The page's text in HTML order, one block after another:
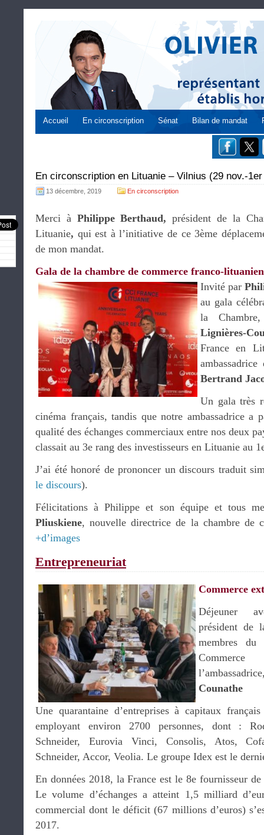
Accueil En circonscription Sénat Bilan de mandat
En circonscription en Lituanie – Vilnius (29 nov.-
13 décembre, 2019 En circonscription
Merci à Philippe Berthaud,président de la
Lituanie, qui est à l’initiative de ce 3ème
de mon mandat.
Gala de la chambre de commerce franco-
Invité par
au gala
la
Lignières-
France en
Bertrand
Un gala très
cinéma français, tandis que notre ambassadrice a
qualité des échanges commerciaux entre nos deux
classait au 3e rang des investisseurs en Lituanie au
J’ai été honoré de prononcer un discours traduit
le discours).
Félicitations à Philippe et son équipe et tous
Pliuskiene, nouvelle directrice de la chambre de
+d’images
Entrepreneuriat
Commerce
Déjeuner
président de
membres
Counathe
Une quarantaine d’entreprises à capitaux
employant environ 2700 personnes, dont :
Schneider, Eurovia Vinci, Consolis, Atos,
Schneider, Accor, Veolia. Le groupe Idex est le
En données 2018, la France est le 8e fournisseur
Le volume d’échanges a atteint 1,5 milliard
commercial dont le déficit (67 millions d’euros)
2017.